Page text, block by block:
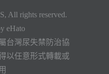
All rights reserved.
eHato
台灣尿失禁防治協
以任意形式轉載或